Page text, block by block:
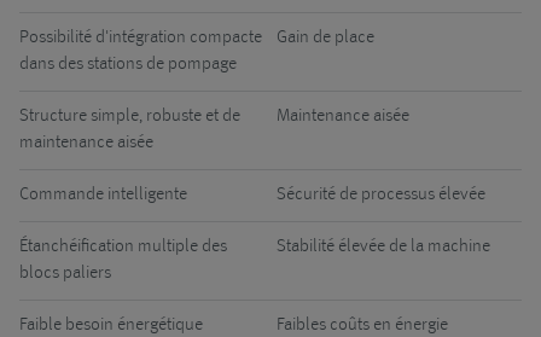
Possibilité d'intégration compacte
dans des stations de pompage
Gain de place
Structure simple, robuste et de
maintenance aisée
Maintenance aisée
Commande intelligente Sécurité de processus élevée
Étanchéification multiple des
blocs paliers
Stabilité élevée de la machine
Faible besoin énergétique Faibles coûts en énergie